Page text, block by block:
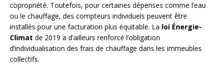
copropriété. Toutefois, pour certaines dépenses comme l’eau
ou le chauffage, des compteurs individuels peuvent être
installés pour une facturation plus équitable. La loi Énergie-
Climat de 2019 a d’ailleurs renforcé l’obligation
d’individualisation des frais de chauffage dans les immeubles
collectifs.